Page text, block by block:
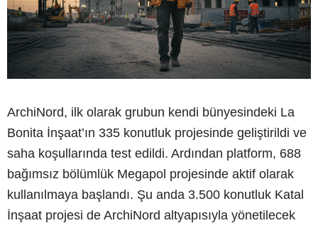
ArchiNord, ilk olarak grubun kendi bünyesindeki La
Bonita İnşaat’ın 335 konutluk projesinde geliştirildi ve
saha koşullarında test edildi. Ardından platform, 688
bağımsız bölümlük Megapol projesinde aktif olarak
kullanılmaya başlandı. Şu anda 3.500 konutluk Katal
İnşaat projesi de ArchiNord altyapısıyla yönetilecek